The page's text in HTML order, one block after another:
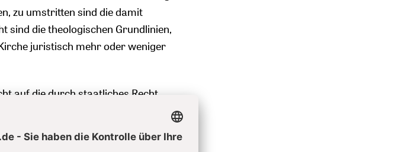
zu umstritten sind die damit
sind die theologischen Grundlinien,
juristisch mehr oder weniger
auf die durch staatliches Recht
Regelungen zu setzen, noch der
(Teil-)Rückzug von vormals
etwa im Blick auf